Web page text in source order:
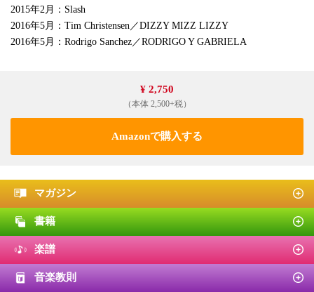
2015年2月：Slash
2016年5月：Tim Christensen／DIZZY MIZZ LIZZY
2016年5月：Rodrigo Sanchez／RODRIGO Y GABRIELA
¥ 2,750
（本体 2,500+税）
Amazonで購入する
マガジン
書籍
楽譜
音楽教則